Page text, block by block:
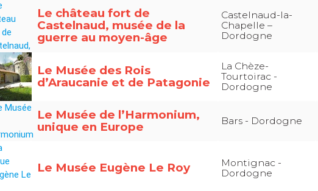
Le château fort de
Castelnaud, musée de la
guerre au moyen-âge
Castelnaud-la-
Chapelle –
Dordogne
Le Musée des Rois
d’Araucanie et de Patagonie
La Chèze-
Tourtoirac -
Dordogne
Le Musée de l’Harmonium,
unique en Europe
Bars - Dordogne
Le Musée Eugène Le Roy
Montignac -
Dordogne